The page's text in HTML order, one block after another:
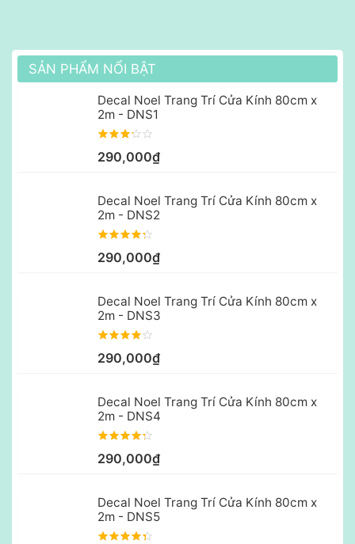
SẢN PHẨM NỔI BẬT
Decal Noel Trang Trí Cửa Kính 80cm x
2m - DNS1
290,000₫
Decal Noel Trang Trí Cửa Kính 80cm x
2m - DNS2
290,000₫
Decal Noel Trang Trí Cửa Kính 80cm x
2m - DNS3
290,000₫
Decal Noel Trang Trí Cửa Kính 80cm x
2m - DNS4
290,000₫
Decal Noel Trang Trí Cửa Kính 80cm x
2m - DNS5